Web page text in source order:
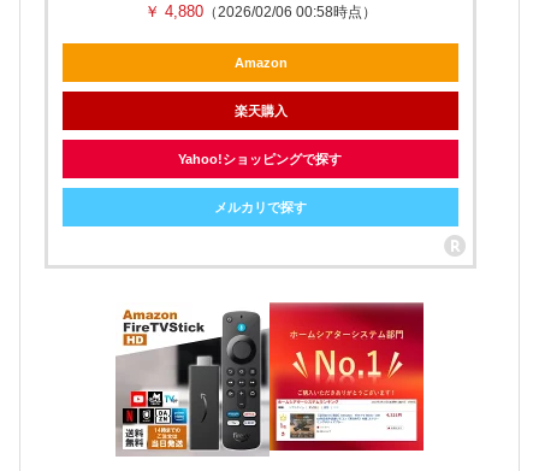
￥ 4,880 （2026/02/06 00:58時点）
Amazon
楽天購入
Yahoo!ショッピングで探す
メルカリで探す